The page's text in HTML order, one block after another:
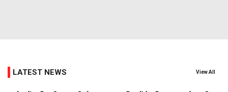
LATEST NEWS View All